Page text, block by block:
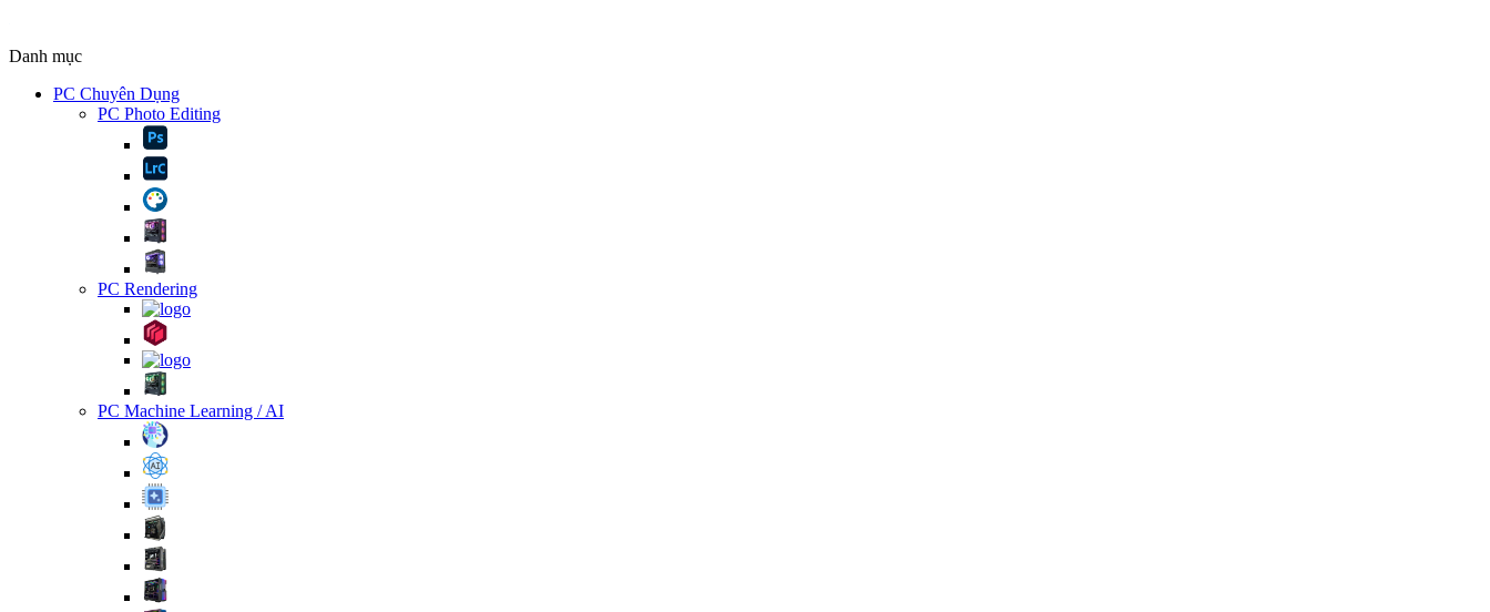
Danh mục
PC Chuyên Dụng
PC Photo Editing
PC Rendering
PC Machine Learning / AI